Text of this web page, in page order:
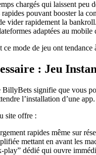
chargés qui laissent peu
rapides pouvant booster la
vider rapidement la bankroll.
adaptées au
mode de jeu ont
: Jeu
BillyBets signifie que vous
l’installation d’une app.
site offre :
rapides même sur
mettant en avant les
dédié qui ouvre